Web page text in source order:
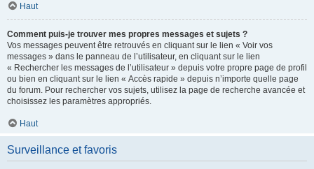
Haut
Comment puis-je trouver mes propres messages et sujets ?
Vos messages peuvent être retrouvés en cliquant sur le lien « Voir vos
messages » dans le panneau de l’utilisateur, en cliquant sur le lien
« Rechercher les messages de l’utilisateur » depuis votre propre page de profil
ou bien en cliquant sur le lien « Accès rapide » depuis n’importe quelle page
du forum. Pour rechercher vos sujets, utilisez la page de recherche avancée et
choisissez les paramètres appropriés.
Haut
Surveillance et favoris